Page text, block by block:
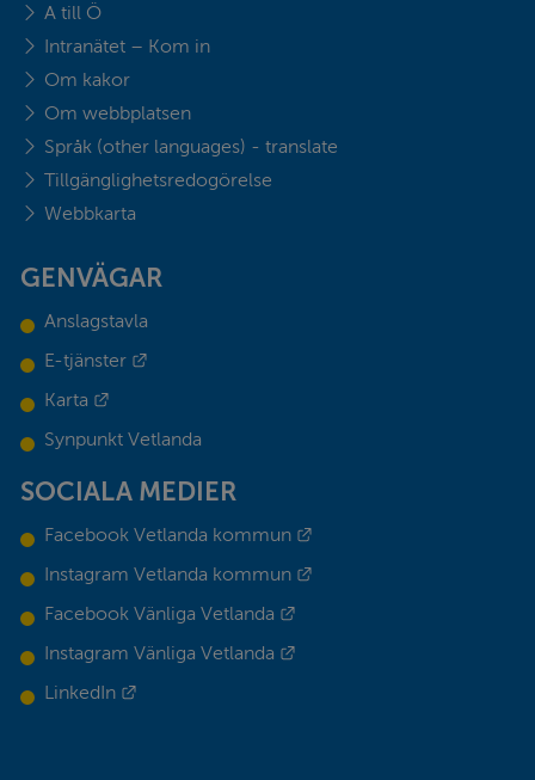
A till Ö
Intranätet – Kom in
Om kakor
Om webbplatsen
Språk (other languages) - translate
Tillgänglighetsredogörelse
Webbkarta
GENVÄGAR
Anslagstavla
E-tjänster
Karta
Synpunkt Vetlanda
SOCIALA MEDIER
Facebook Vetlanda kommun
Instagram Vetlanda kommun
Facebook Vänliga Vetlanda
Instagram Vänliga Vetlanda
LinkedIn